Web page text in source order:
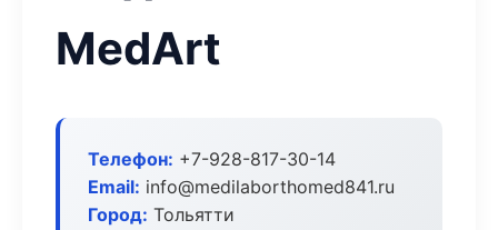
MedArt
Телефон: +7-928-817-30-14
Email: info@medilaborthomed841.ru
Город: Тольятти